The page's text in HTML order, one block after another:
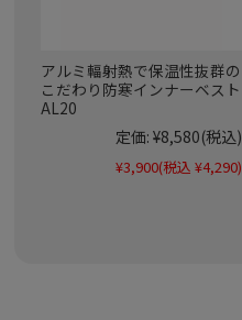
アルミ輻射熱で保温性抜群の
こだわり防寒インナーベスト
AL20
定価: ¥8,580(税込)
¥3,900(税込 ¥4,290)